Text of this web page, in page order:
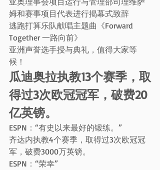
姆和赛事项目代表进行揭幕式致辞
逃跑打算乐队献唱主题曲《Forward
Together 一路向前》
亚洲声誉选手授与典礼，值得大家等
候！
瓜迪奥拉执教13个赛季，取
得过3次欧冠冠军，破费20
亿英镑。
ESPN：“有史以来最好的锻练。”
齐达内执教4个赛季，取得过3次欧冠冠
军，破费3000万英镑。
ESPN：“荣幸”